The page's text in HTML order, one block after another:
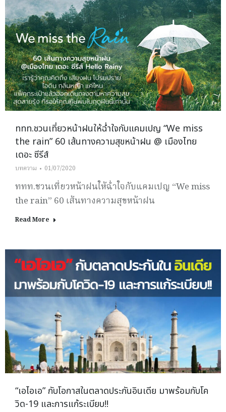
ททท.ชวนเที่ยวหน้าฝนให้ฉ่ำใจกับแคมเปญ “We miss
the rain” 60 เส้นทางความสุขหน้าฝน @ เมืองไทย
เดอะ ซีรีส์
บทความ 01/07/2020
ททท.ชวนเที่ยวหน้าฝนให้ฉ่ำใจกับแคมเปญ “We miss
the rain” 60 เส้นทางความสุขหน้าฝน
Read More
“เอไอเอ” กับโอกาสในตลาดประกันอินเดีย มาพร้อมกับโค
วิด-19 และการแก้ระเบียบ!!